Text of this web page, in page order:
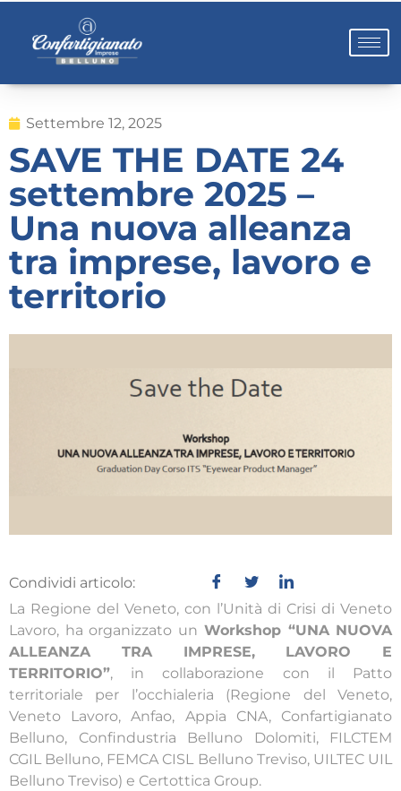
Settembre 12, 2025
SAVE THE DATE 24
settembre 2025 –
Una nuova alleanza
tra imprese, lavoro e
territorio
Condividi articolo:
La Regione del Veneto, con l’Unità di Crisi di Veneto
Lavoro, ha organizzato un Workshop “UNA NUOVA
ALLEANZA TRA IMPRESE, LAVORO E
TERRITORIO”, in collaborazione con il Patto
territoriale per l’occhialeria (Regione del Veneto,
Veneto Lavoro, Anfao, Appia CNA, Confartigianato
Belluno, Confindustria Belluno Dolomiti, FILCTEM
CGIL Belluno, FEMCA CISL Belluno Treviso, UILTEC UIL
Belluno Treviso) e Certottica Group.